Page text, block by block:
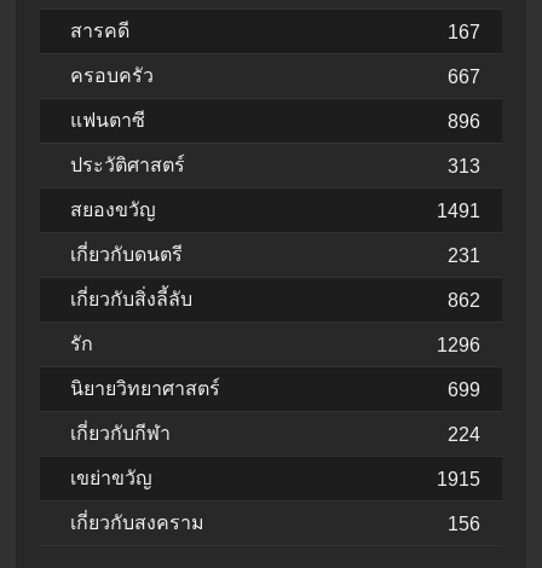
สารคดี 167
ครอบครัว 667
แฟนตาซี 896
ประวัติศาสตร์ 313
สยองขวัญ 1491
เกี่ยวกับดนตรี 231
เกี่ยวกับสิ่งลี้ลับ 862
รัก 1296
นิยายวิทยาศาสตร์ 699
เกี่ยวกับกีฬา 224
เขย่าขวัญ 1915
เกี่ยวกับสงคราม 156